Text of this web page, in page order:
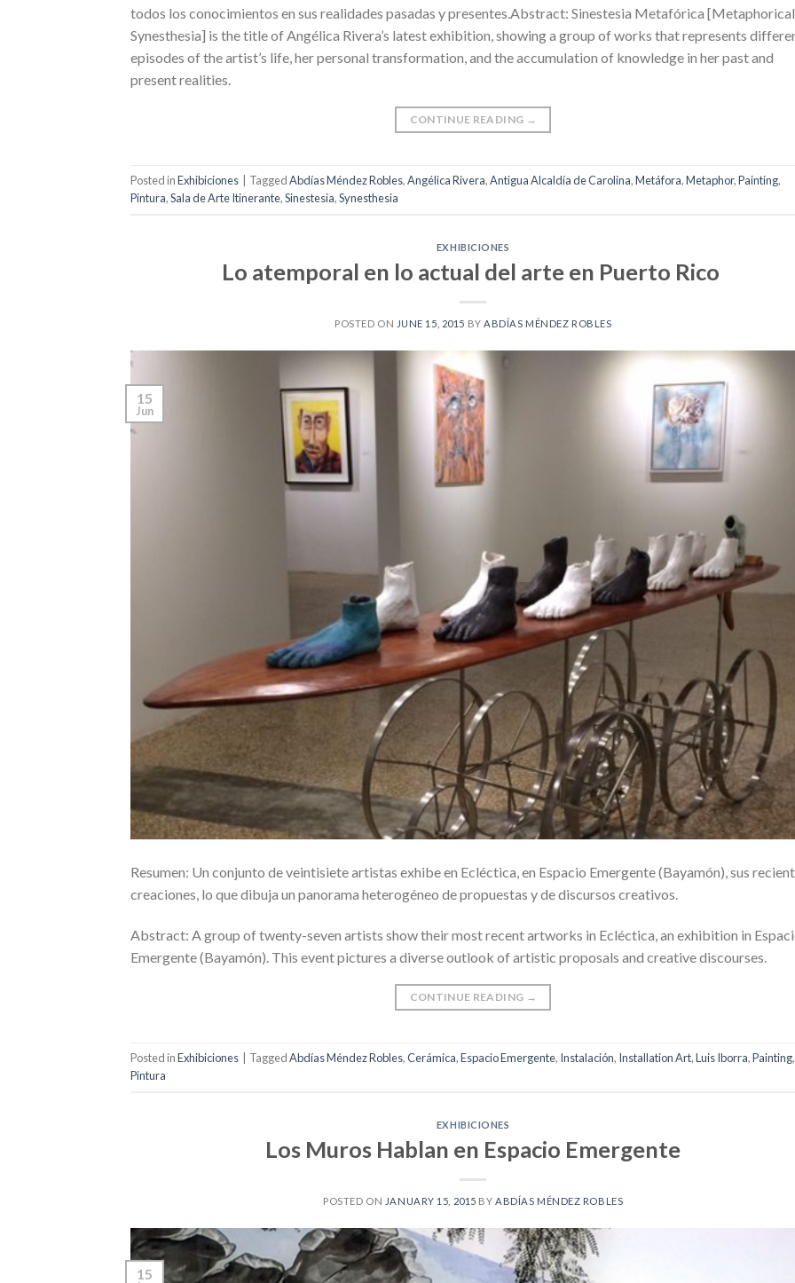
todos los conocimientos en sus realidades pasadas y presentes.Abstract: Sinestesia Metafórica [Metaphorical
Synesthesia] is the title of Angélica Rivera’s latest exhibition, showing a group of works that represents
episodes of the artist’s life, her personal transformation, and the accumulation of knowledge in her past and
present realities.
CONTINUE READING →
Posted inExhibiciones TaggedAbdías Méndez Robles,Angélica Rivera,Antigua Alcaldía de Carolina,Metáfora,Metaphor,Painting,
Pintura,Sala de Arte Itinerante,Sinestesia,Synesthesia
EXHIBICIONES
Lo atemporal en lo actual del arte en Puerto Rico
POSTED ON JUNE 15, 2015 BY ABDÍAS MÉNDEZ ROBLES
15
Jun
Resumen: Un conjunto de veintisiete artistas exhibe en Ecléctica, en Espacio Emergente (Bayamón), sus
creaciones, lo que dibuja un panorama heterogéneo de propuestas y de discursos creativos.
Abstract: A group of twenty-seven artists show their most recent artworks in Ecléctica, an exhibition in
Emergente (Bayamón). This event pictures a diverse outlook of artistic proposals and creative discourses.
CONTINUE READING →
Posted inExhibiciones TaggedAbdías Méndez Robles,Cerámica,Espacio Emergente, Instalación, Installation Art,Luis Iborra,Painting,
Pintura
EXHIBICIONES
Los Muros Hablan en Espacio Emergente
POSTED ON JANUARY 15, 2015 BYABDÍAS MÉNDEZ ROBLES
15